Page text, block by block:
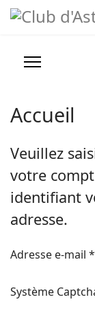
Accueil
Veuillez
votre
identifiant
adresse.
Adresse e-mail *
Système
précédente
précédent
suivante
suivant